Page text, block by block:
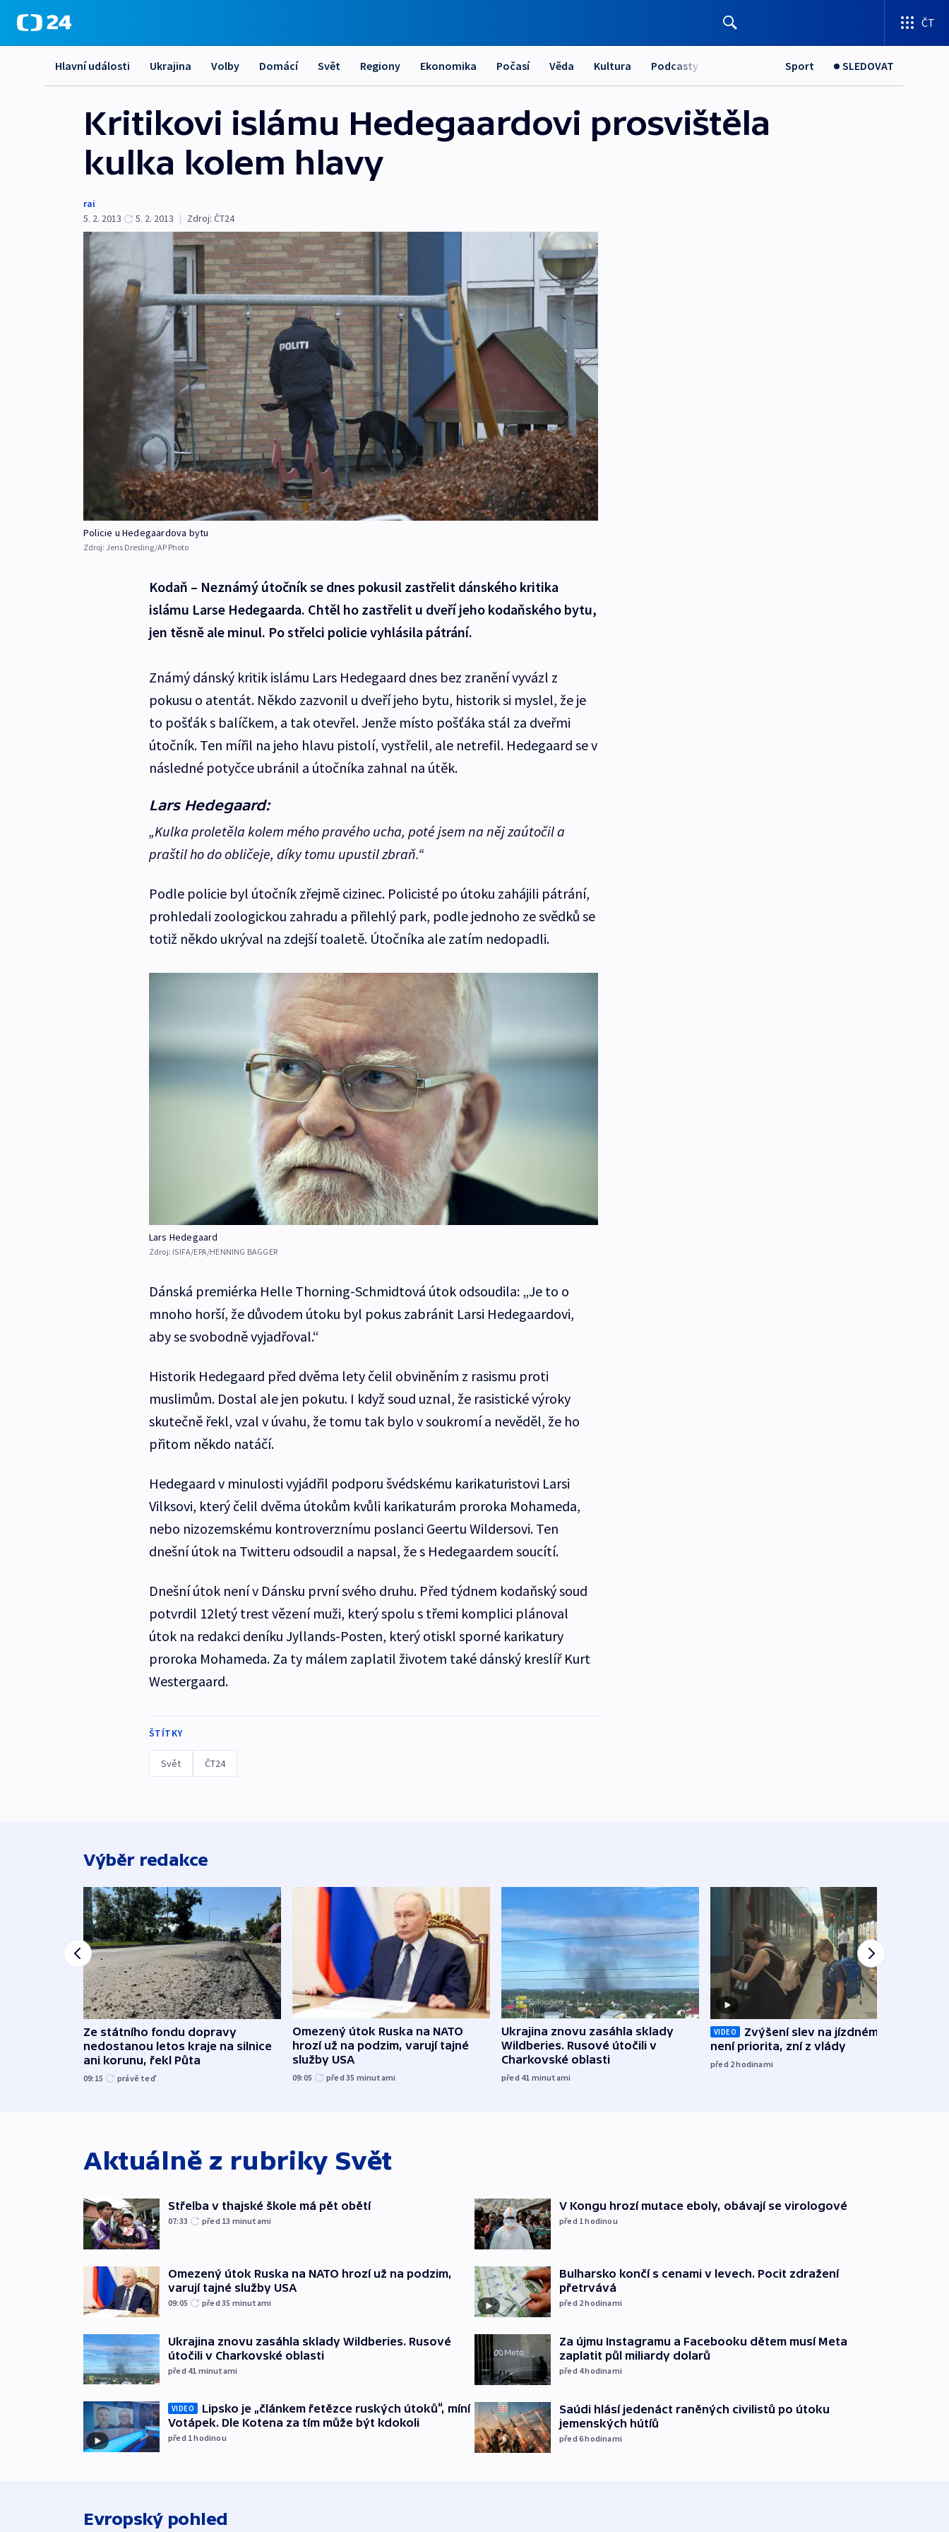
ČT
Hlavní události Ukrajina Volby Domácí Svět Regiony Ekonomika Počasí Věda Kultura Podcasty Sport SLEDOVAT
Kritikovi islámu Hedegaardovi prosvištěla
kulka kolem hlavy
rai
5. 2. 2013
5. 2. 2013 | Zdroj: ČT24
Policie u Hedegaardova bytu
Zdroj: Jens Dresling/AP Photo
Kodaň – Neznámý útočník se dnes pokusil zastřelit dánského kritika
islámu Larse Hedegaarda. Chtěl ho zastřelit u dveří jeho kodaňského bytu,
jen těsně ale minul. Po střelci policie vyhlásila pátrání.
Známý dánský kritik islámu Lars Hedegaard dnes bez zranění vyvázl z
pokusu o atentát. Někdo zazvonil u dveří jeho bytu, historik si myslel, že je
to pošťák s balíčkem, a tak otevřel. Jenže místo pošťáka stál za dveřmi
útočník. Ten mířil na jeho hlavu pistolí, vystřelil, ale netrefil. Hedegaard se v
následné potyčce ubránil a útočníka zahnal na útěk.
Lars Hedegaard:
„Kulka proletěla kolem mého pravého ucha, poté jsem na něj zaútočil a
praštil ho do obličeje, díky tomu upustil zbraň.“
Podle policie byl útočník zřejmě cizinec. Policisté po útoku zahájili pátrání,
prohledali zoologickou zahradu a přilehlý park, podle jednoho ze svědků se
totiž někdo ukrýval na zdejší toaletě. Útočníka ale zatím nedopadli.
Lars Hedegaard
Zdroj: ISIFA/EPA/HENNING BAGGER
Dánská premiérka Helle Thorning-Schmidtová útok odsoudila: „Je to o
mnoho horší, že důvodem útoku byl pokus zabránit Larsi Hedegaardovi,
aby se svobodně vyjadřoval.“
Historik Hedegaard před dvěma lety čelil obviněním z rasismu proti
muslimům. Dostal ale jen pokutu. I když soud uznal, že rasistické výroky
skutečně řekl, vzal v úvahu, že tomu tak bylo v soukromí a nevěděl, že ho
přitom někdo natáčí.
Hedegaard v minulosti vyjádřil podporu švédskému karikaturistovi Larsi
Vilksovi, který čelil dvěma útokům kvůli karikaturám proroka Mohameda,
nebo nizozemskému kontroverznímu poslanci Geertu Wildersovi. Ten
dnešní útok na Twitteru odsoudil a napsal, že s Hedegaardem soucítí.
Dnešní útok není v Dánsku první svého druhu. Před týdnem kodaňský soud
potvrdil 12letý trest vězení muži, který spolu s třemi komplici plánoval
útok na redakci deníku Jyllands-Posten, který otiskl sporné karikatury
proroka Mohameda. Za ty málem zaplatil životem také dánský kreslíř Kurt
Westergaard.
ŠTÍTKY
Svět ČT24
Výběr redakce
Ze státního fondu dopravy
nedostanou letos kraje na silnice
ani korunu, řekl Půta
09:15 právě teď
Omezený útok Ruska na NATO
hrozí už na podzim, varují tajné
služby USA
09:05 před 35 minutami
Ukrajina znovu zasáhla sklady
Wildberies. Rusové útočili v
Charkovské oblasti
před 41 minutami
VIDEO
Zvýšení slev na jízdném teď
není priorita, zní z vlády
před 2hodinami
Aktuálně z rubriky Svět
Střelba v thajské škole má pět obětí
07:33 před 13 minutami
Omezený útok Ruska na NATO hrozí už na podzim,
varují tajné služby USA
09:05 před 35 minutami
Ukrajina znovu zasáhla sklady Wildberies. Rusové
útočili v Charkovské oblasti
před 41 minutami
VIDEO
Lipsko je „článkem řetězce ruských útoků“, míní
Votápek. Dle Kotena za tím může být kdokoli
před 1hodinou
V Kongu hrozí mutace eboly, obávají se virologové
před 1hodinou
Bulharsko končí s cenami v levech. Pocit zdražení
přetrvává
před 2hodinami
Za újmu Instagramu a Facebooku dětem musí Meta
zaplatit půl miliardy dolarů
před 4hodinami
Saúdi hlásí jedenáct raněných civilistů po útoku
jemenských hútíů
před 6hodinami
Evropský pohled